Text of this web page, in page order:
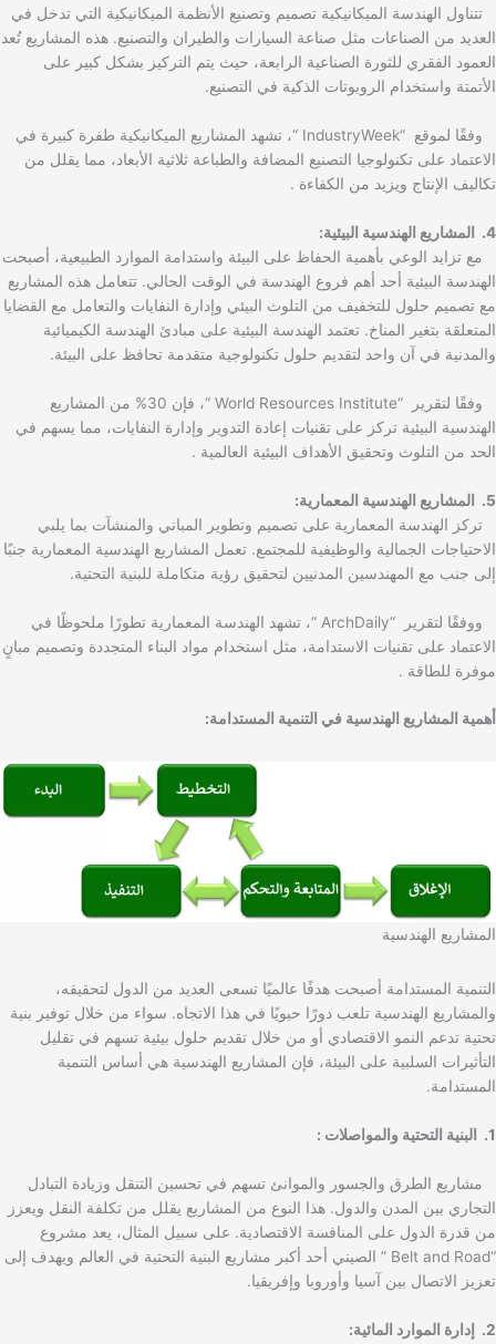
تتناول الهندسة الميكانيكية تصميم وتصنيع الأنظمة الميكانيكية التي تدخل في
العديد من الصناعات مثل صناعة السيارات والطيران والتصنيع. هذه المشاريع تُعد
العمود الفقري للثورة الصناعية الرابعة، حيث يتم التركيز بشكل كبير على
الأتمتة واستخدام الروبوتات الذكية في التصنيع.
وفقًا لموقع “IndustryWeek “، تشهد المشاريع الميكانيكية طفرة كبيرة في
الاعتماد على تكنولوجيا التصنيع المضافة والطباعة ثلاثية الأبعاد، مما يقلل من
تكاليف الإنتاج ويزيد من الكفاءة .
4. المشاريع الهندسية البيئية:
مع تزايد الوعي بأهمية الحفاظ على البيئة واستدامة الموارد الطبيعية، أصبحت
الهندسة البيئية أحد أهم فروع الهندسة في الوقت الحالي. تتعامل هذه المشاريع
مع تصميم حلول للتخفيف من التلوث البيئي وإدارة النفايات والتعامل مع القضايا
المتعلقة بتغير المناخ. تعتمد الهندسة البيئية على مبادئ الهندسة الكيميائية
والمدنية في آن واحد لتقديم حلول تكنولوجية متقدمة تحافظ على البيئة.
وفقًا لتقرير “World Resources Institute “، فإن 30% من المشاريع
الهندسية البيئية تركز على تقنيات إعادة التدوير وإدارة النفايات، مما يسهم في
الحد من التلوث وتحقيق الأهداف البيئية العالمية .
5. المشاريع الهندسية المعمارية:
تركز الهندسة المعمارية على تصميم وتطوير المباني والمنشآت بما يلبي
الاحتياجات الجمالية والوظيفية للمجتمع. تعمل المشاريع الهندسية المعمارية جنبًا
إلى جنب مع المهندسين المدنيين لتحقيق رؤية متكاملة للبنية التحتية.
ووفقًا لتقرير “ArchDaily “، تشهد الهندسة المعمارية تطورًا ملحوظًا في
الاعتماد على تقنيات الاستدامة، مثل استخدام مواد البناء المتجددة وتصميم مبانٍ
موفرة للطاقة .
أهمية المشاريع الهندسية في التنمية المستدامة:
المشاريع الهندسية
التنمية المستدامة أصبحت هدفًا عالميًا تسعى العديد من الدول لتحقيقه،
والمشاريع الهندسية تلعب دورًا حيويًا في هذا الاتجاه. سواء من خلال توفير بنية
تحتية تدعم النمو الاقتصادي أو من خلال تقديم حلول بيئية تسهم في تقليل
التأثيرات السلبية على البيئة، فإن المشاريع الهندسية هي أساس التنمية
المستدامة.
1. البنية التحتية والمواصلات :
مشاريع الطرق والجسور والموانئ تسهم في تحسين التنقل وزيادة التبادل
التجاري بين المدن والدول. هذا النوع من المشاريع يقلل من تكلفة النقل ويعزز
من قدرة الدول على المنافسة الاقتصادية. على سبيل المثال، يعد مشروع
“Belt and Road ” الصيني أحد أكبر مشاريع البنية التحتية في العالم ويهدف إلى
تعزيز الاتصال بين آسيا وأوروبا وإفريقيا.
2. إدارة الموارد المائية: